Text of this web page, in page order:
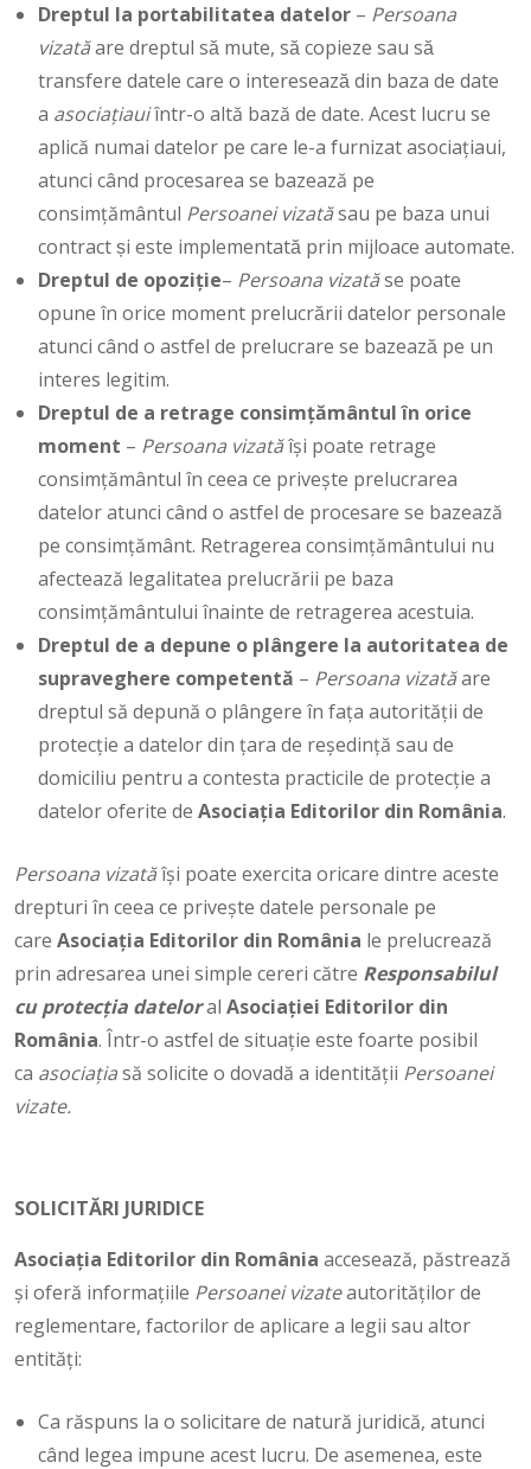
Dreptul la portabilitatea datelor – Persoana
vizatăare dreptul să mute, să copieze sau să
transfere datele care o interesează din baza de date
a asociațiauiîntr-o altă bază de date. Acest lucru se
aplică numai datelor pe care le-a furnizat asociațiaui,
atunci când procesarea se bazează pe
consimțământul Persoanei vizatăsau pe baza unui
contract și este implementată prin mijloace automate.
Dreptul de opoziție– Persoana vizatăse poate
opune în orice moment prelucrării datelor personale
atunci când o astfel de prelucrare se bazează pe un
interes legitim.
Dreptul de a retrage consimțământul în orice
moment – Persoana vizatăîși poate retrage
consimțământul în ceea ce privește prelucrarea
datelor atunci când o astfel de procesare se bazează
pe consimțământ. Retragerea consimțământului nu
afectează legalitatea prelucrării pe baza
consimțământului înainte de retragerea acestuia.
Dreptul de a depune o plângere la autoritatea de
supraveghere competentă – Persoana vizatăare
dreptul să depună o plângere în fața autorității de
protecție a datelor din țara de reședință sau de
domiciliu pentru a contesta practicile de protecție a
datelor oferite de Asociaţia Editorilor din România.
Persoana vizatăîși poate exercita oricare dintre aceste
drepturi în ceea ce privește datele personale pe
care Asociaţia Editorilor din România le prelucrează
prin adresarea unei simple cereri către Responsabilul
cu protecția dateloral Asociației Editorilor din
România. Într-o astfel de situație este foarte posibil
ca asociațiasă solicite o dovadă a identității Persoanei
vizate.
SOLICITĂRI JURIDICE
Asociaţia Editorilor din România accesează, păstrează
și oferă informațiile Persoanei vizateautorităților de
reglementare, factorilor de aplicare a legii sau altor
entități:
Ca răspuns la o solicitare de natură juridică, atunci
când legea impune acest lucru. De asemenea, este